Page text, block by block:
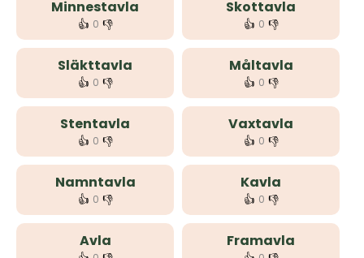
Minnestavla
👍 0 👎
Skottavla
👍 0 👎
Släkttavla
👍 0 👎
Måltavla
👍 0 👎
Stentavla
👍 0 👎
Vaxtavla
👍 0 👎
Namntavla
👍 0 👎
Kavla
👍 0 👎
Avla Framavla